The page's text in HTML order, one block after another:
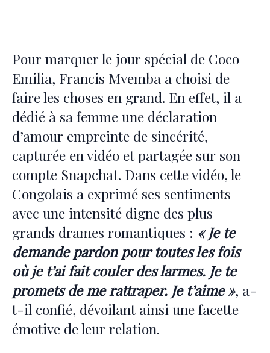
Pour marquer le jour spécial de Coco
Emilia, Francis Mvemba a choisi de
faire les choses en grand. En effet, il a
dédié à sa femme une déclaration
d’amour empreinte de sincérité,
capturée en vidéo et partagée sur son
compte Snapchat. Dans cette vidéo, le
Congolais a exprimé ses sentiments
avec une intensité digne des plus
grands drames romantiques : « Je te
demande pardon pour toutes les fois
où je t’ai fait couler des larmes. Je te
promets de me rattraper. Je t’aime », a-
t-il confié, dévoilant ainsi une facette
émotive de leur relation.